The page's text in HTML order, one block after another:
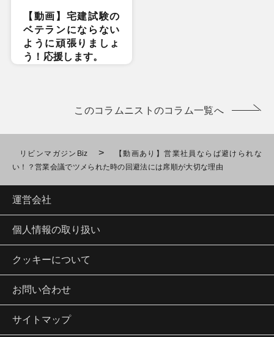
【動画】宅建試験の
ベテランにならない
ように頑張りましょ
う！応援します。
このコラムニストのコラム一覧へ
リビンマガジンBiz >
【動画あり】営業社員ならば避けられな
い！？営業会議でツメられた時の回避法には席順が大切な理由
運営会社
個人情報の取り扱い
クッキーについて
お問い合わせ
サイトマップ